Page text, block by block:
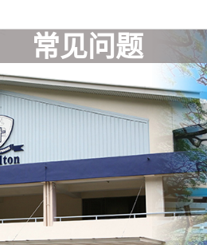
常见问题